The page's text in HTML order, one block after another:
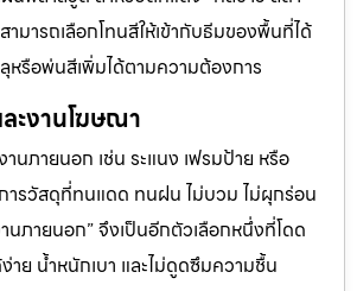
ามารถเลือกโทนสีให้เข้ากับธีมของพื้นที่ได้
หรือพ่นสีเพิ่มได้ตามความต้องการ
ะงานโฆษณา
นภายนอก เช่น ระแนง เฟรมป้าย หรือ
ารวัสดุที่ทนแดด ทนฝน ไม่บวม ไม่ผุกร่อน
นภายนอก” จึงเป็นอีกตัวเลือกหนึ่งที่โดด
าย น้ำหนักเบา และไม่ดูดซึมความชื้น